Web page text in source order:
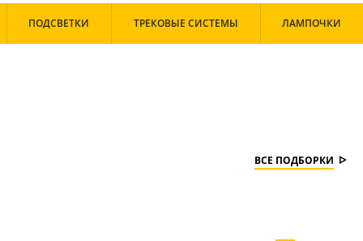
ПОДСВЕТКИ ТРЕКОВЫЕ СИСТЕМЫ ЛАМПОЧКИ
ВСЕ ПОДБОРКИ